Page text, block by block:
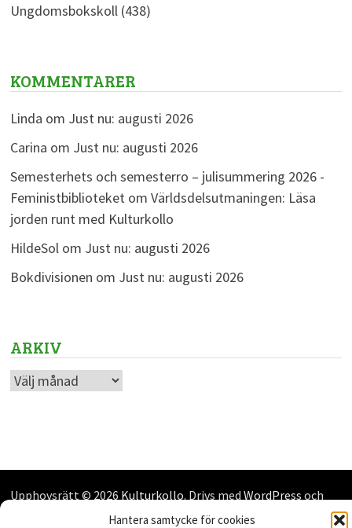
Hantera samtycke för cookies
Ungdomsbokskoll(438)
KOMMENTARER
Linda om Just nu: augusti 2026
Carina om Just nu: augusti 2026
Semesterhets och semesterro – julisummering 2026 -
Feministbiblioteketom Världsdelsutmaningen: Läsa
jorden runt med Kulturkollo
HildeSolom Just nu: augusti 2026
Bokdivisionen om Just nu: augusti 2026
ARKIV
Arkiv
Upphovsrätt © 2026 Kulturkollo. Drivs med WordPress och